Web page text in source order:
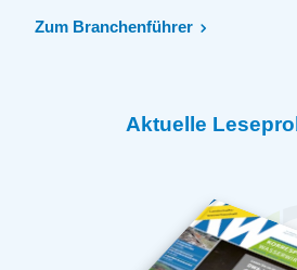
Zum Branchenführer
Aktuelle